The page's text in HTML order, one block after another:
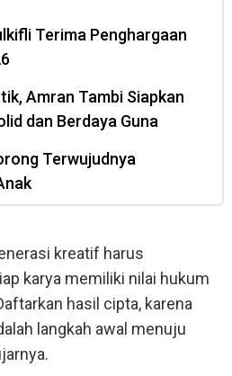
Terima Penghargaan
Amran Tambi Siapkan
dan Berdaya Guna
Terwujudnya
kreatif harus
karya memiliki nilai hukum
hasil cipta, karena
langkah awal menuju